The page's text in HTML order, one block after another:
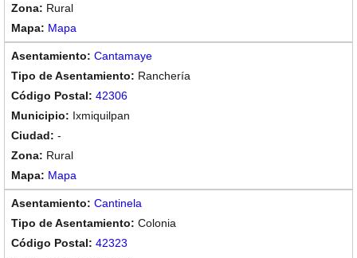
Rural
Mapa
Cantamaye
Ranchería
42306
Ixmiquilpan
-
Rural
Mapa
Cantinela
Colonia
42323